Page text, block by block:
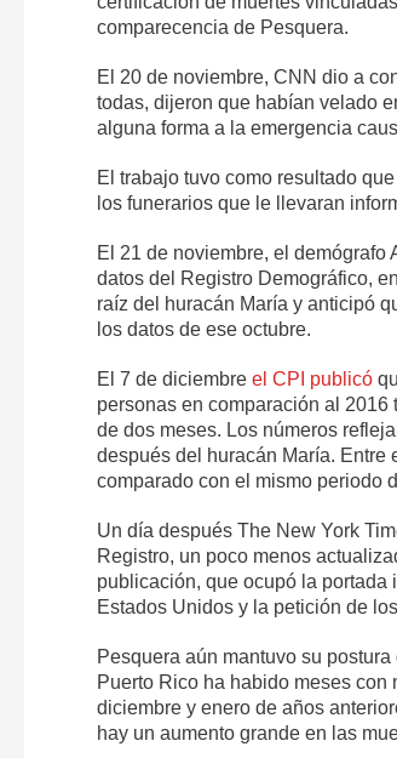
comparecencia de Pesquera.
El 20 de noviembre, CNN dio a
todas, dijeron que habían velado
alguna forma a la emergencia
El trabajo tuvo como resultado
los funerarios que le llevaran
El 21 de noviembre, el
datos del Registro Demográfico,
raíz del huracán María y anticipó
los datos de ese octubre.
El 7 de diciembre el CPI publicó
personas en comparación al
de dos meses. Los números
después del huracán María. Entre
comparado con el mismo periodo
Un día después The New York
Registro, un poco menos
publicación, que ocupó la portada
Estados Unidos y la petición de
Pesquera aún mantuvo su
Puerto Rico ha habido meses
diciembre y enero de años
hay un aumento grande en las